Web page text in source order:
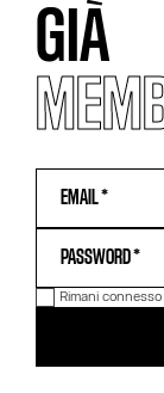
GIÀ
Rimani connesso